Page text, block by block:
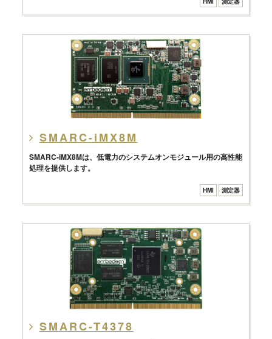
SMARC-iMX8M
SMARC-iMX8Mは、低電力のシステムオンモジュール用の高性能
処理を提供します。
HMI 測定器
SMARC-T4378